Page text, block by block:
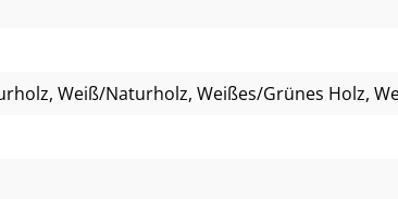
, Weiß/Naturholz, Weißes/Grünes Holz,